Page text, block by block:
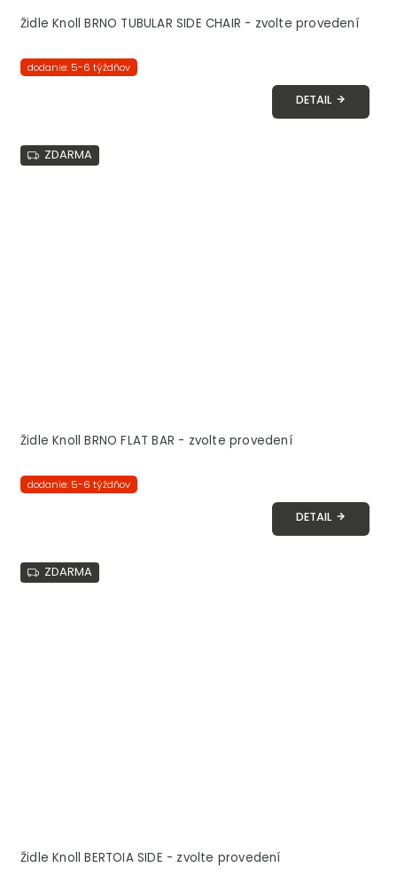
Židle Knoll BRNO TUBULAR SIDE CHAIR - zvolte provedení
dodanie: 5-6 týždňov
DETAIL
ZDARMA
Židle Knoll BRNO FLAT BAR - zvolte provedení
dodanie: 5-6 týždňov
DETAIL
ZDARMA
Židle Knoll BERTOIA SIDE - zvolte provedení